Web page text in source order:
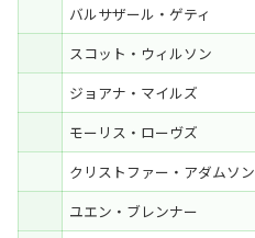
バルサザール・ゲティ
スコット・ウィルソン
ジョアナ・マイルズ
モーリス・ローヴズ
クリストファー・アダムソン
ユエン・ブレンナー